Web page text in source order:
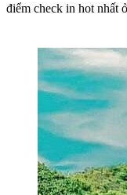
điểm check in hot nhất